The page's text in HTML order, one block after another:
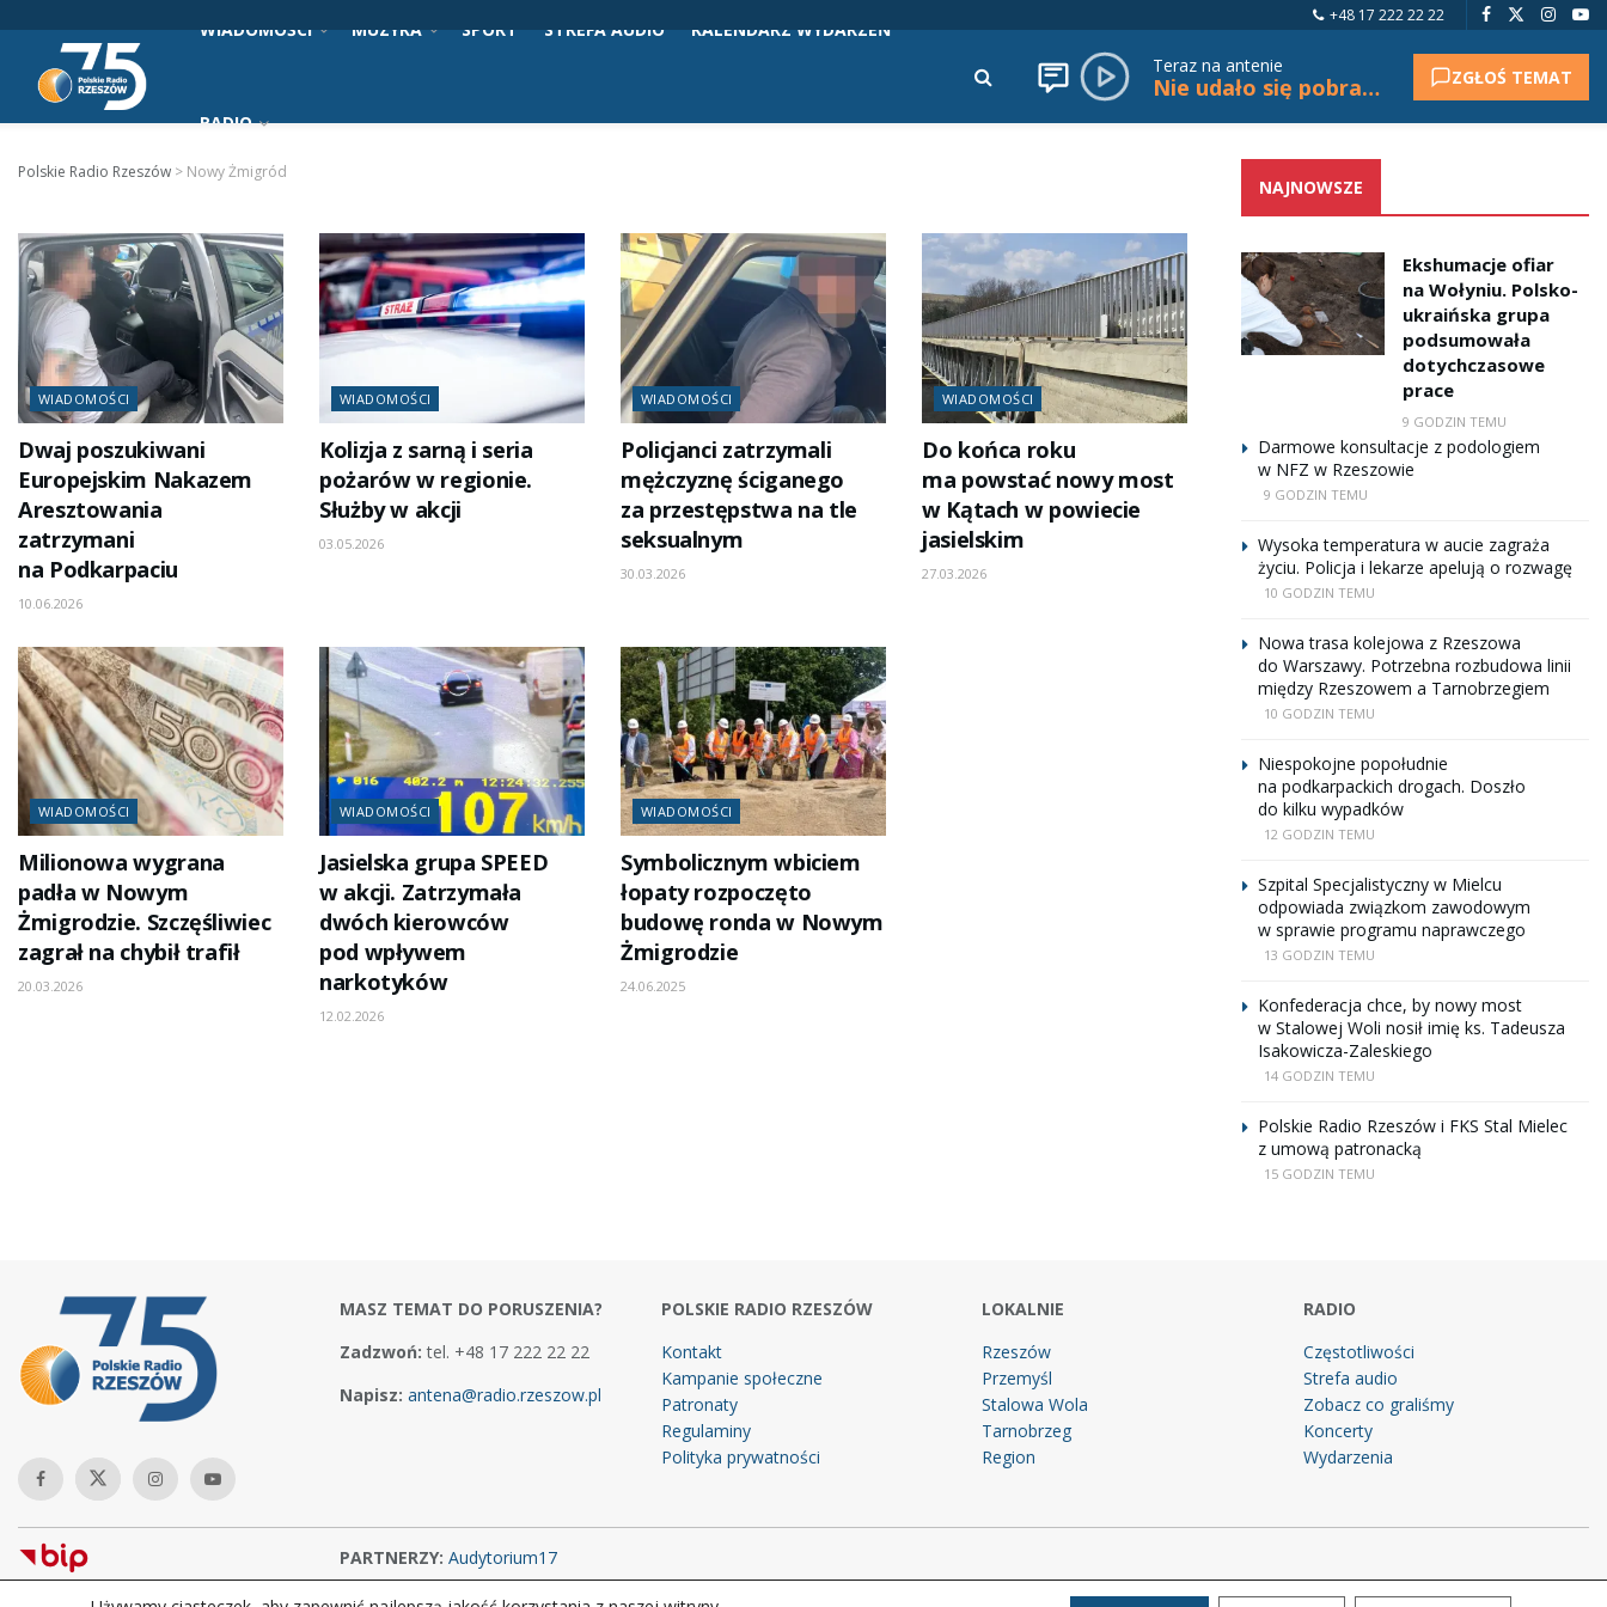
+48 17 222 22 22
WIADOMOŚCI MUZYKA SPORT STREFA AUDIO KALENDARZ WYDARZEŃ
RADIO
Teraz na antenie
Nie udało się pobrać tytułu. ZGŁOŚ TEMAT
Polskie Radio Rzeszów > Nowy Żmigród
WIADOMOŚCI
Dwaj poszukiwani
Europejskim Nakazem
Aresztowania
zatrzymani
na Podkarpaciu
10.06.2026
WIADOMOŚCI
Kolizja z sarną i seria
pożarów w regionie.
Służby w akcji
03.05.2026
WIADOMOŚCI
Policjanci zatrzymali
mężczyznę ściganego
za przestępstwa na tle
seksualnym
30.03.2026
WIADOMOŚCI
Do końca roku
ma powstać nowy most
w Kątach w powiecie
jasielskim
27.03.2026
WIADOMOŚCI
Milionowa wygrana
padła w Nowym
Żmigrodzie. Szczęśliwiec
zagrał na chybił trafił
20.03.2026
WIADOMOŚCI
Jasielska grupa SPEED
w akcji. Zatrzymała
dwóch kierowców
pod wpływem
narkotyków
12.02.2026
WIADOMOŚCI
Symbolicznym wbiciem
łopaty rozpoczęto
budowę ronda w Nowym
Żmigrodzie
24.06.2025
NAJNOWSZE
Ekshumacje ofiar
na Wołyniu. Polsko-
ukraińska grupa
podsumowała
dotychczasowe
prace
9 GODZIN TEMU
Darmowe konsultacje z podologiem
w NFZ w Rzeszowie
9 GODZIN TEMU
Wysoka temperatura w aucie zagraża
życiu. Policja i lekarze apelują o rozwagę
10 GODZIN TEMU
Nowa trasa kolejowa z Rzeszowa
do Warszawy. Potrzebna rozbudowa linii
między Rzeszowem a Tarnobrzegiem
10 GODZIN TEMU
Niespokojne popołudnie
na podkarpackich drogach. Doszło
do kilku wypadków
12 GODZIN TEMU
Szpital Specjalistyczny w Mielcu
odpowiada związkom zawodowym
w sprawie programu naprawczego
13 GODZIN TEMU
Konfederacja chce, by nowy most
w Stalowej Woli nosił imię ks. Tadeusza
Isakowicza-Zaleskiego
14 GODZIN TEMU
Polskie Radio Rzeszów i FKS Stal Mielec
z umową patronacką
15 GODZIN TEMU
MASZ TEMAT DO PORUSZENIA?
Zadzwoń: tel. +48 17 222 22 22
Napisz: antena@radio.rzeszow.pl
POLSKIE RADIO RZESZÓW
Kontakt
Kampanie społeczne
Patronaty
Regulaminy
Polityka prywatności
LOKALNIE
Rzeszów
Przemyśl
Stalowa Wola
Tarnobrzeg
Region
RADIO
Częstotliwości
Strefa audio
Zobacz co graliśmy
Koncerty
Wydarzenia
PARTNERZY: Audytorium17